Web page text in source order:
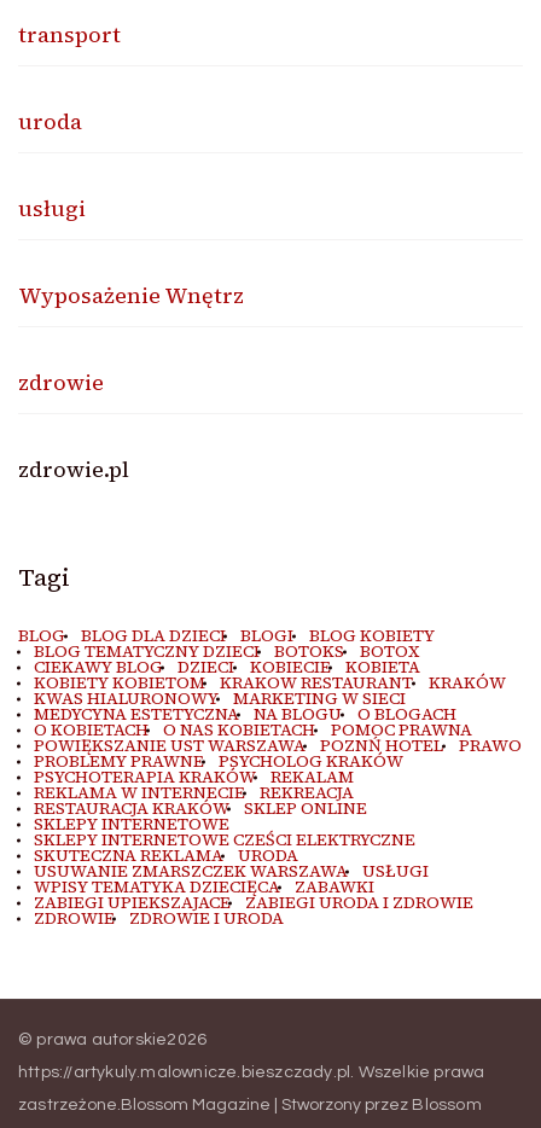
transport
uroda
usługi
Wyposażenie Wnętrz
zdrowie
zdrowie.pl
Tagi
BLOG BLOG DLA DZIECI BLOGI BLOG KOBIETY
BLOG TEMATYCZNY DZIECI BOTOKS BOTOX
CIEKAWY BLOG DZIECI KOBIECIE KOBIETA
KOBIETY KOBIETOM KRAKOW RESTAURANT KRAKÓW
KWAS HIALURONOWY MARKETING W SIECI
MEDYCYNA ESTETYCZNA NA BLOGU O BLOGACH
O KOBIETACH O NAS KOBIETACH POMOC PRAWNA
POWIĘKSZANIE UST WARSZAWA POZNŃ HOTEL PRAWO
PROBLEMY PRAWNE PSYCHOLOG KRAKÓW
PSYCHOTERAPIA KRAKÓW REKALAM
REKLAMA W INTERNECIE REKREACJA
RESTAURACJA KRAKÓW SKLEP ONLINE
SKLEPY INTERNETOWE
SKLEPY INTERNETOWE CZEŚCI ELEKTRYCZNE
SKUTECZNA REKLAMA URODA
USUWANIE ZMARSZCZEK WARSZAWA USŁUGI
WPISY TEMATYKA DZIECIĘCA ZABAWKI
ZABIEGI UPIEKSZAJACE ZABIEGI URODA I ZDROWIE
ZDROWIE ZDROWIE I URODA
© prawa autorskie2026
https://artykuly.malownicze.bieszczady.pl . Wszelkie prawa
zastrzeżone. Blossom Magazine | Stworzony przez Blossom